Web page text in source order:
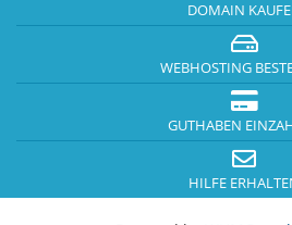
DOMAIN
WEBHOSTING
GUTHABEN
HILFE